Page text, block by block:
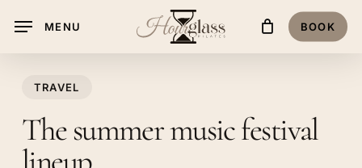
BOOK
MENU
Cart
TRAVEL
The summer music festival